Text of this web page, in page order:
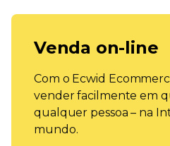
Venda on-line
Com o Ecwid
vender facilmente em
qualquer pessoa – na
mundo.